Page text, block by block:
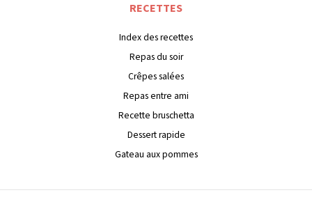
RECETTES
Index des recettes
Repas du soir
Crêpes salées
Repas entre ami
Recette bruschetta
Dessert rapide
Gateau aux pommes